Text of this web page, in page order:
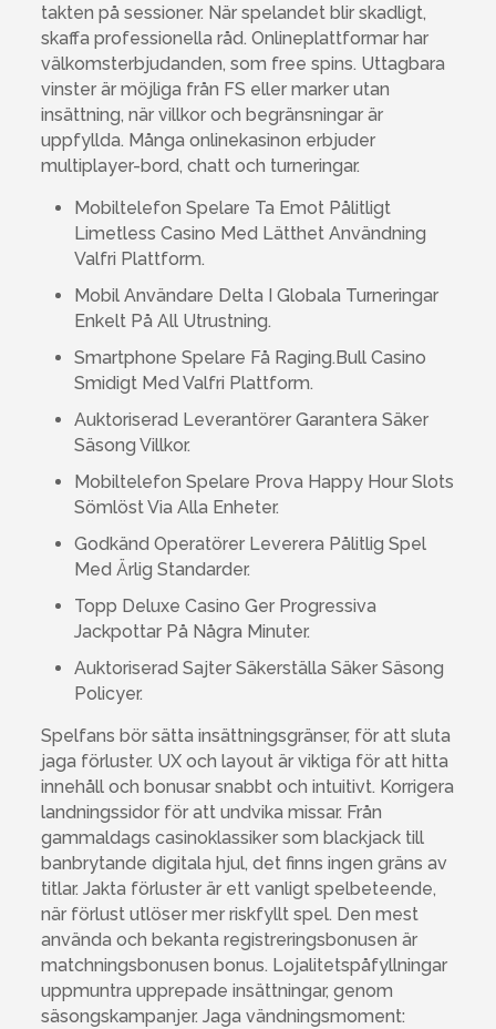
takten på sessioner. När spelandet blir skadligt,
skaffa professionella råd. Onlineplattformar har
välkomsterbjudanden, som free spins. Uttagbara
vinster är möjliga från FS eller marker utan
insättning, när villkor och begränsningar är
uppfyllda. Många onlinekasinon erbjuder
multiplayer-bord, chatt och turneringar.
Mobiltelefon Spelare Ta Emot Pålitligt
Limetless Casino Med Lätthet Användning
Valfri Plattform.
Mobil Användare Delta I Globala Turneringar
Enkelt På All Utrustning.
Smartphone Spelare Få Raging.Bull Casino
Smidigt Med Valfri Plattform.
Auktoriserad Leverantörer Garantera Säker
Säsong Villkor.
Mobiltelefon Spelare Prova Happy Hour Slots
Sömlöst Via Alla Enheter.
Godkänd Operatörer Leverera Pålitlig Spel
Med Ärlig Standarder.
Topp Deluxe Casino Ger Progressiva
Jackpottar På Några Minuter.
Auktoriserad Sajter Säkerställa Säker Säsong
Policyer.
Spelfans bör sätta insättningsgränser, för att sluta
jaga förluster. UX och layout är viktiga för att hitta
innehåll och bonusar snabbt och intuitivt. Korrigera
landningssidor för att undvika missar. Från
gammaldags casinoklassiker som blackjack till
banbrytande digitala hjul, det finns ingen gräns av
titlar. Jakta förluster är ett vanligt spelbeteende,
när förlust utlöser mer riskfyllt spel. Den mest
använda och bekanta registreringsbonusen är
matchningsbonusen bonus. Lojalitetspåfyllningar
uppmuntra upprepade insättningar, genom
säsongskampanjer. Jaga vändningsmoment: